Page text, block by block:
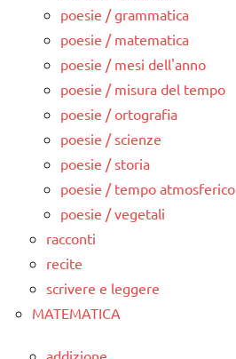
poesie / grammatica
poesie / matematica
poesie / mesi dell'anno
poesie / misura del tempo
poesie / ortografia
poesie / scienze
poesie / storia
poesie / tempo atmosferico
poesie / vegetali
racconti
recite
scrivere e leggere
MATEMATICA